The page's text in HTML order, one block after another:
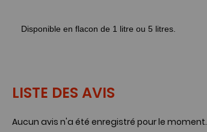
Disponible en flacon de 1 litre ou 5 litres.
LISTE DES AVIS
Aucun avis n'a été enregistré pour le moment.